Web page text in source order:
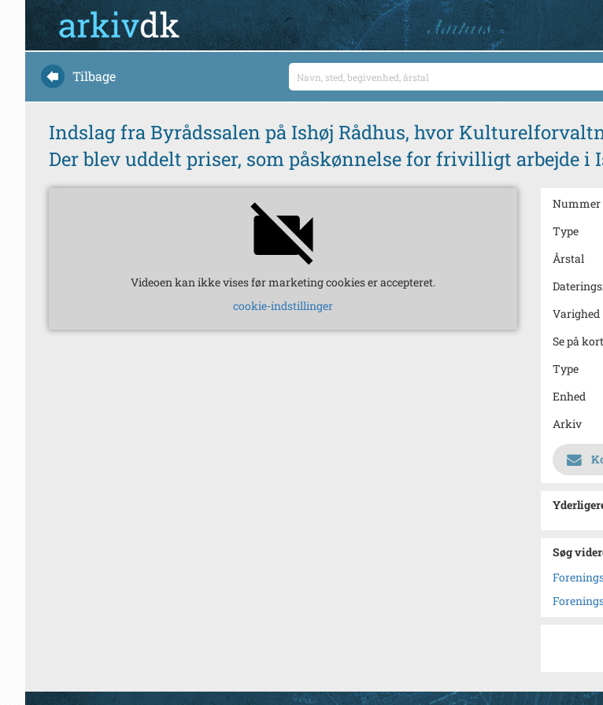
Tilbage
Indslag fra Byrådssalen på Ishøj Rådhus, hvor
Der blev uddelt priser, som påskønnelse for frivilligt arbejde i
Videoen kan ikke vises før marketing cookies er accepteret.
cookie-indstillinger
Nummer
Type
Årstal
Varighed
Se på kort
Type
Enhed
Arkiv
Søg